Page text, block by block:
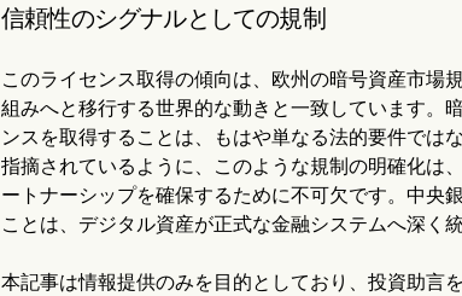
信頼性のシグナルとしての規制
このライセンス取得の傾向は、欧州の暗号資産市場
組みへと移行する世界的な動きと一致しています。
ンスを取得することは、もはや単なる法的要件では
指摘されているように、このような規制の明確化は
ートナーシップを確保するために不可欠です。中央
ことは、デジタル資産が正式な金融システムへ深く
本記事は情報提供のみを目的としており、投資助言